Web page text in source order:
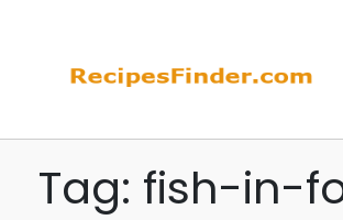
Tag: fish-in-